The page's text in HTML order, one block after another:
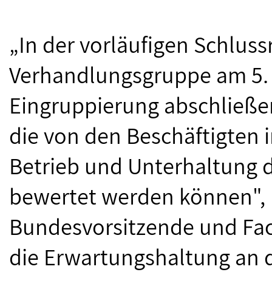
„In der vorläufigen
Verhandlungsgruppe am
Eingruppierung
die von den Beschäftigten
Betrieb und Unterhaltung
bewertet werden
Bundesvorsitzende und
die Erwartungshaltung an